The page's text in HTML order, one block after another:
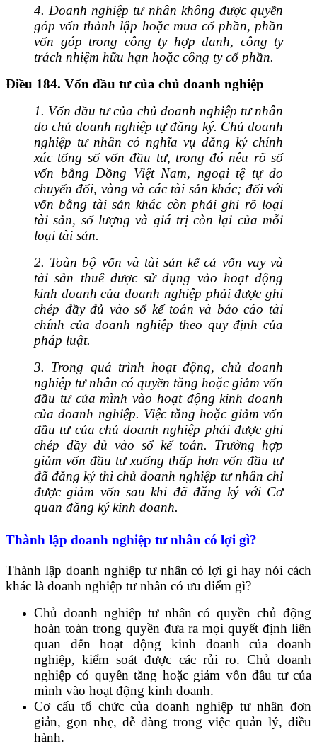
4. Doanh nghiệp tư nhân không được quyền
góp vốn thành lập hoặc mua cổ phần, phần
vốn góp trong công ty hợp danh, công ty
trách nhiệm hữu hạn hoặc công ty cổ phần.
Điều 184. Vốn đầu tư của chủ doanh nghiệp
1. Vốn đầu tư của chủ doanh nghiệp tư nhân
do chủ doanh nghiệp tự đăng ký. Chủ doanh
nghiệp tư nhân có nghĩa vụ đăng ký chính
xác tổng số vốn đầu tư, trong đó nêu rõ số
vốn bằng Đồng Việt Nam, ngoại tệ tự do
chuyển đổi, vàng và các tài sản khác; đối với
vốn bằng tài sản khác còn phải ghi rõ loại
tài sản, số lượng và giá trị còn lại của mỗi
loại tài sản.
2. Toàn bộ vốn và tài sản kể cả vốn vay và
tài sản thuê được sử dụng vào hoạt động
kinh doanh của doanh nghiệp phải được ghi
chép đầy đủ vào sổ kế toán và báo cáo tài
chính của doanh nghiệp theo quy định của
pháp luật.
3. Trong quá trình hoạt động, chủ doanh
nghiệp tư nhân có quyền tăng hoặc giảm vốn
đầu tư của mình vào hoạt động kinh doanh
của doanh nghiệp. Việc tăng hoặc giảm vốn
đầu tư của chủ doanh nghiệp phải được ghi
chép đầy đủ vào sổ kế toán. Trường hợp
giảm vốn đầu tư xuống thấp hơn vốn đầu tư
đã đăng ký thì chủ doanh nghiệp tư nhân chỉ
được giảm vốn sau khi đã đăng ký với Cơ
quan đăng ký kinh doanh.
Thành lập doanh nghiệp tư nhân có lợi gì?
Thành lập doanh nghiệp tư nhân có lợi gì hay nói cách
khác là doanh nghiệp tư nhân có ưu điểm gì?
Chủ doanh nghiệp tư nhân có quyền chủ động
hoàn toàn trong quyền đưa ra mọi quyết định liên
quan đến hoạt động kinh doanh của doanh
nghiệp, kiểm soát được các rủi ro. Chủ doanh
nghiệp có quyền tăng hoặc giảm vốn đầu tư của
mình vào hoạt động kinh doanh.
Cơ cấu tổ chức của doanh nghiệp tư nhân đơn
giản, gọn nhẹ, dễ dàng trong việc quản lý, điều
hành.